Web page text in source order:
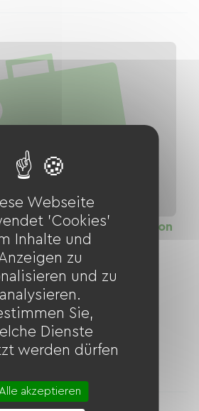
Grüner Weg Pouilly - Dijon
Distanz
58.40 km
en-Auxois verläuft der
Pouilly-Tunnels über 3 km
ist er entlang des Radwegs
sichtbar. Von hier aus führt...
1
Webseite
'Cookies'
Inhalte und
zu
und zu
analysieren.
Sie,
Dienste
werden dürfen
Alle akzeptieren